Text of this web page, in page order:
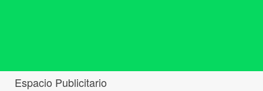
Espacio Publicitario